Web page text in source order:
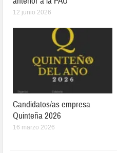
12 junio 2026
Candidatos/as empresa
Quinteña 2026
16 marzo 2026